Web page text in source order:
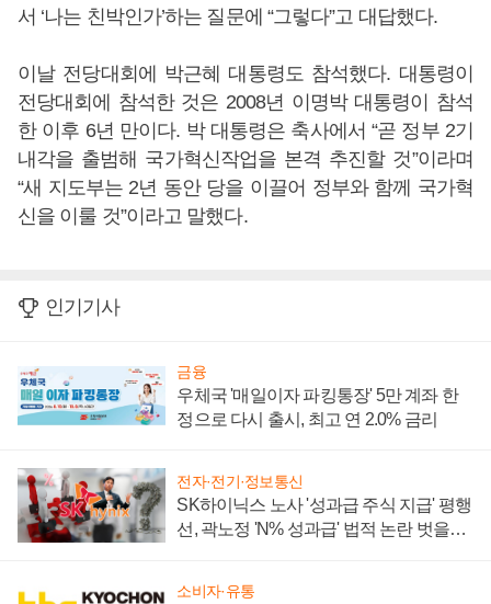
서 ‘나는 친박인가’하는 질문에 “그렇다”고 대답했다.
이날 전당대회에 박근혜 대통령도 참석했다. 대통령이
전당대회에 참석한 것은 2008년 이명박 대통령이 참석
한 이후 6년 만이다. 박 대통령은 축사에서 “곧 정부 2기
내각을 출범해 국가혁신작업을 본격 추진할 것”이라며
“새 지도부는 2년 동안 당을 이끌어 정부와 함께 국가혁
신을 이룰 것”이라고 말했다.
인기기사
금융
우체국 '매일이자 파킹통장' 5만 계좌 한
정으로 다시 출시, 최고 연 2.0% 금리
전자·전기·정보통신
SK하이닉스 노사 '성과급 주식 지급' 평행
선, 곽노정 'N% 성과급' 법적 논란 벗을지
소비자·유통